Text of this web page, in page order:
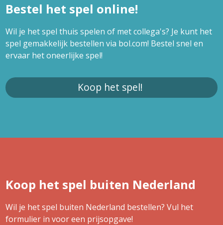
Bestel het spel online!
Wil je het spel thuis spelen of met collega's? Je kunt het
spel gemakkelijk bestellen via bol.com! Bestel snel en
ervaar het oneerlijke spel!
Koop het spel!
Koop het spel buiten Nederland
Wil je het spel buiten Nederland bestellen? Vul het
formulier in voor een prijsopgave!